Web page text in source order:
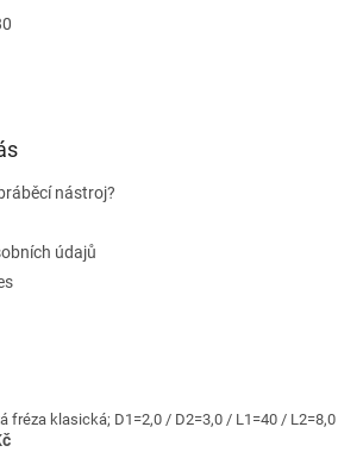
nástroj?
údajů
fréza klasická; D1=2,0 / D2=3,0 / L1=40 / L2=8,0